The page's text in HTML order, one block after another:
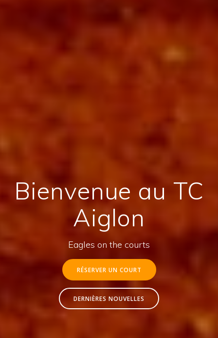
Bienvenue au TC
Aiglon
Eagles on the courts
RÉSERVER UN COURT
DERNIÈRES NOUVELLES